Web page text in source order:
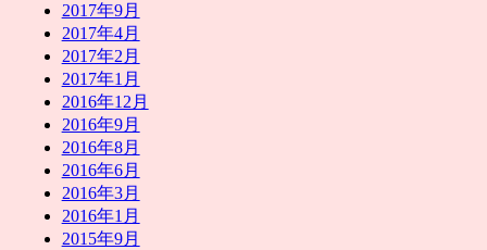
2017年9月
2017年4月
2017年2月
2017年1月
2016年12月
2016年9月
2016年8月
2016年6月
2016年3月
2016年1月
2015年9月